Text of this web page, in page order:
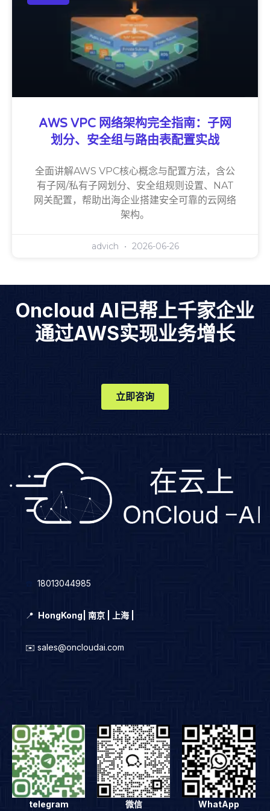
AWS VPC 网络架构完全指南：子网
划分、安全组与路由表配置实战
全面讲解AWS VPC核心概念与配置方法，含公
有子网/私有子网划分、安全组规则设置、NAT
网关配置，帮助出海企业搭建安全可靠的云网络
架构。
advich 2026-06-26
Oncloud AI已帮上千家企业
通过AWS实现业务增长
立即咨询
18013044985
📍 HongKong 南京 | 上海 |
✉️ sales@oncloudai.com
telegram 微信 WhatApp